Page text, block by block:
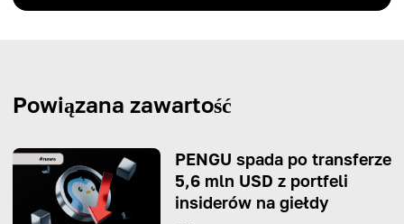
Powiązana zawartość
PENGU spada po transferze
5,6 mln USD z portfeli
insiderów na giełdy